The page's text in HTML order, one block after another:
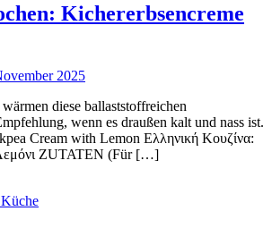
Kichererbsencreme
2025
diese ballaststoffreichen
wenn es draußen kalt und nass ist.
Cream with Lemon Ελληνική Κουζίνα:
ZUTATEN (Für […]